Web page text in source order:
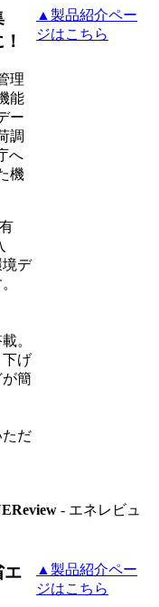
理
能
ー
調
へ
機
デ
。
げ
簡
だ
▲製品紹介ペー
ジはこちら
- エネレビュ
エ
▲製品紹介ペー
ジはこちら